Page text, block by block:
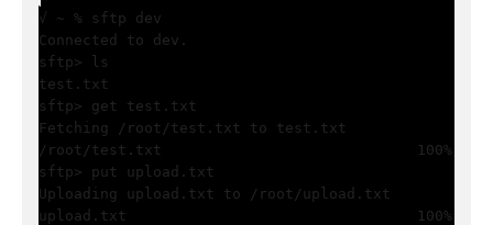
/root/test.txt                             100%
upload.txt                                 100%